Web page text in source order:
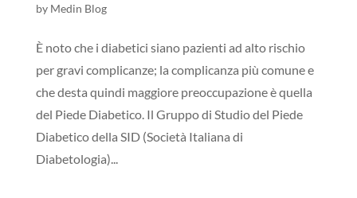
by Medin Blog
È noto che i diabetici siano pazienti ad alto rischio
per gravi complicanze; la complicanza più comune e
che desta quindi maggiore preoccupazione è quella
del Piede Diabetico. Il Gruppo di Studio del Piede
Diabetico della SID (Società Italiana di
Diabetologia)...